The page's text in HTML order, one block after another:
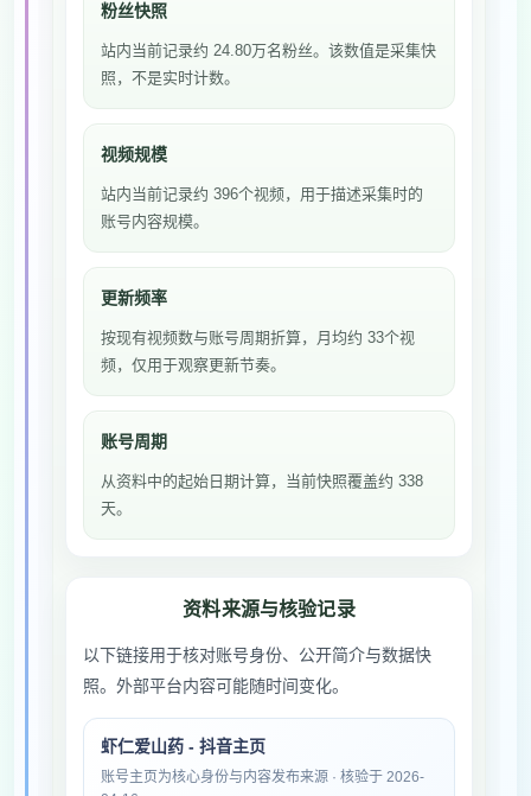
粉丝快照
站内当前记录约 24.80万名粉丝。该数值是采集快
照，不是实时计数。
视频规模
站内当前记录约 396个视频，用于描述采集时的
账号内容规模。
更新频率
按现有视频数与账号周期折算，月均约 33个视
频，仅用于观察更新节奏。
账号周期
从资料中的起始日期计算，当前快照覆盖约 338
天。
资料来源与核验记录
以下链接用于核对账号身份、公开简介与数据快
照。外部平台内容可能随时间变化。
虾仁爱山药 - 抖音主页
账号主页为核心身份与内容发布来源 · 核验于 2026-